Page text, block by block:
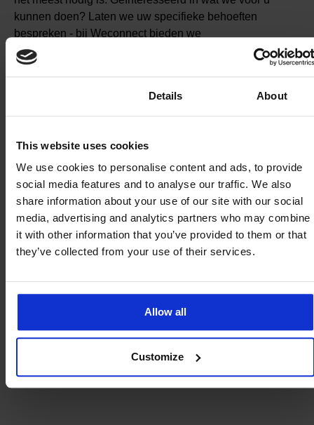
Details About
This website uses cookies
We use cookies to personalise content and ads, to provide
social media features and to analyse our traffic. We also
share information about your use of our site with our social
media, advertising and analytics partners who may combine
it with other information that you’ve provided to them or that
they’ve collected from your use of their services.
Allow all
Customize
kunnen doen? Laten we uw specifieke behoeften
bespreken - bij Weconnect bieden we
monitoringoplossingen op maat die zijn ontworpen om te
voldoen aan de unieke vereisten van elke klant.
Weconnect begrijpt ons bedrijf door
wereldwijde 4G-connectiviteit te
bieden. De uitstekende service en het
flexibele kostenmodel maken het een
goede oplossing voor onze behoeften.
Yman Quarles van Ufford
RTL Nederland